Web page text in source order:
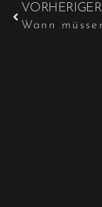
VORHERIGER